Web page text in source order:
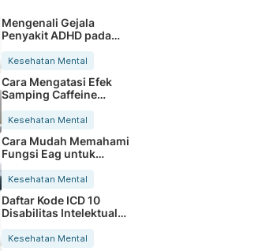
Mengenali Gejala
Penyakit ADHD pada
Kesehatan Mental
Cara Mengatasi Efek
Samping Caffeine
Mudah
Kesehatan Mental
Cara Mudah Memahami
Fungsi Eag untuk
Kesehatan Tubuh Anda
Kesehatan Mental
Daftar Kode ICD 10
Disabilitas Intelektual
Kesehatan Mental